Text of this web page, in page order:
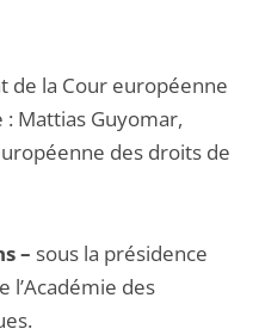
de la Cour européenne
: Mattias Guyomar,
des droits de
– sous la présidence
l’Académie des